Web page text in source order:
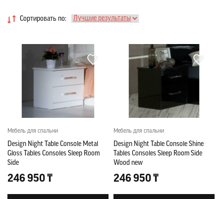
Сортировать по:
Мебель для спальни
Design Night Table Console Metal
Gloss Tables Consoles Sleep Room
Side
246 950 ₸
Мебель для спальни
Design Night Table Console Shine
Tables Consoles Sleep Room Side
Wood new
246 950 ₸